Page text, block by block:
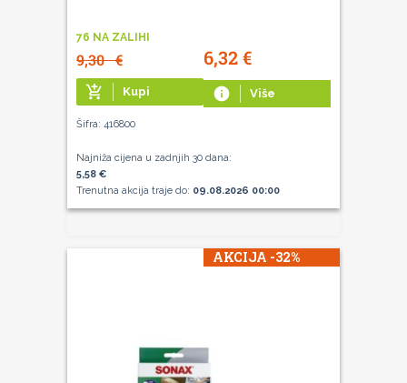
76 NA ZALIHI
9,30€ 6,32€
add_shopping_cart Kupi info Više
Šifra: 416800
Najniža cijena u zadnjih 30 dana:
5,58 €
Trenutna akcija traje do: 09.08.2026 00:00
AKCIJA -32%